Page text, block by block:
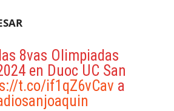
8vas Olimpiadas
en Duoc UC San
t.co/if1qZ6vCav a